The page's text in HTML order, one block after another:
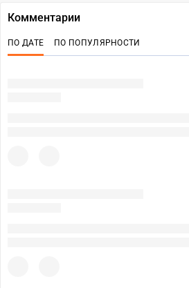
Комментарии
ПО ДАТЕ ПО ПОПУЛЯРНОСТИ